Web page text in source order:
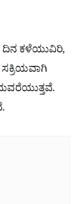
ದಿನ ಕಳೆಯುವಿರಿ,